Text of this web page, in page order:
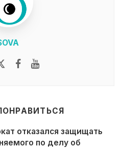
TwitterFacebook
отказался защищать
по делу об